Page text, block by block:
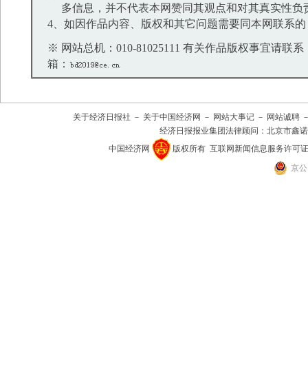
多信息，并不代表本网赞同其观点和对其真实性负
4、如因作品内容、版权和其它问题需要同本网联系
※ 网站总机：010-81025111 有关作品版权事宜请联系
箱：
关于经济日报社 － 关于中国经济网 － 网站大事记 － 网站诚聘
经济日报报业集团法律顾问： 北京市鑫
中国经济网
版权所有 互联网新闻信息服务许可证
京公